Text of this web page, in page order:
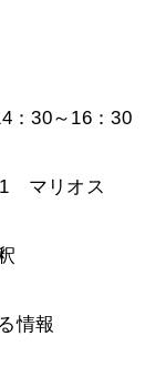
30～16：30
マリオス
情報